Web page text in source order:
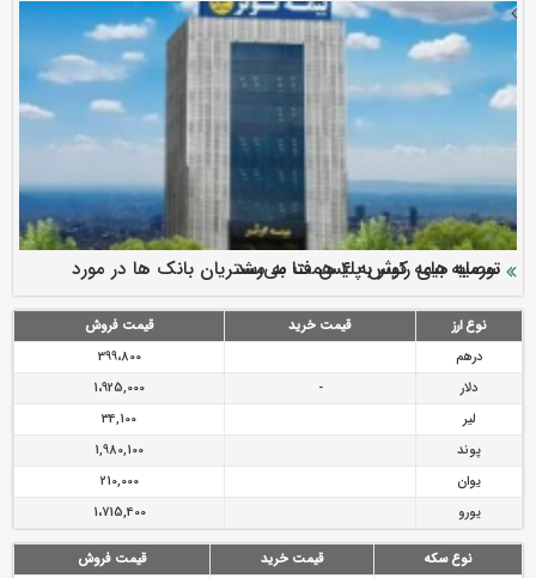
ارزش سهام عدالت بالا رفت
سرمایه بیمه کوثر به ۴ همت می‌رسد
نود ثانیه با فولاد سنگان
تقدیر دبیرکل سندیکای بیمه گران ایران از اقدامات مدیرعامل بیمه
رازی
توصیه های رئیس پلیس فتا به مشتریان بانک ها در مورد
پیشگیری از سرقت های مجازی
نوع ارز قیمت خرید
قیمت فروش
درهم
399،800
دلار
-
1،925,000
لیر
34,100
پوند
1,980,100
یوان
210,000
یورو
1،715,400
نوع سکه قیمت خرید
قیمت فروش